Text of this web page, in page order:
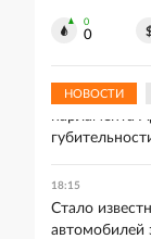
0
0
НОВОСТИ
профессию
Матвиенко
парламента
18:15
Стало
автомобилей